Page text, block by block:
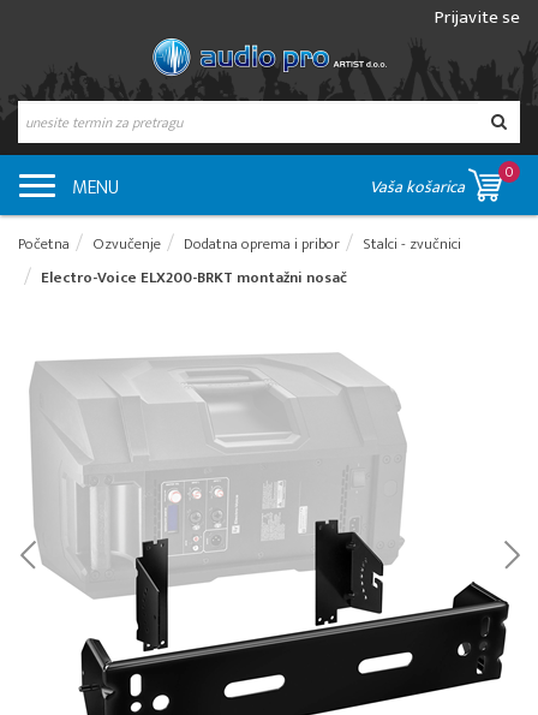
Prijavite se
MENU Vaša košarica
0
Početna Ozvučenje Dodatna oprema i pribor
Stalci - zvučnici
Electro-Voice ELX200-BRKT montažni nosač